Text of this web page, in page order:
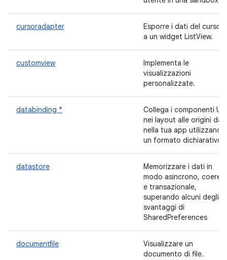
cursoradapter
Esporre i dati del cursore
a un widget ListView.
customview
Implementa le
visualizzazioni
personalizzate.
databinding *
Collega i componenti UI
nei layout alle origini dati
nella tua app utilizzando
un formato dichiarativo.
datastore
Memorizzare i dati in
modo asincrono,
e transazionale,
superando alcuni degli
svantaggi di
SharedPreferences
documentfile
Visualizzare un
documento di file.